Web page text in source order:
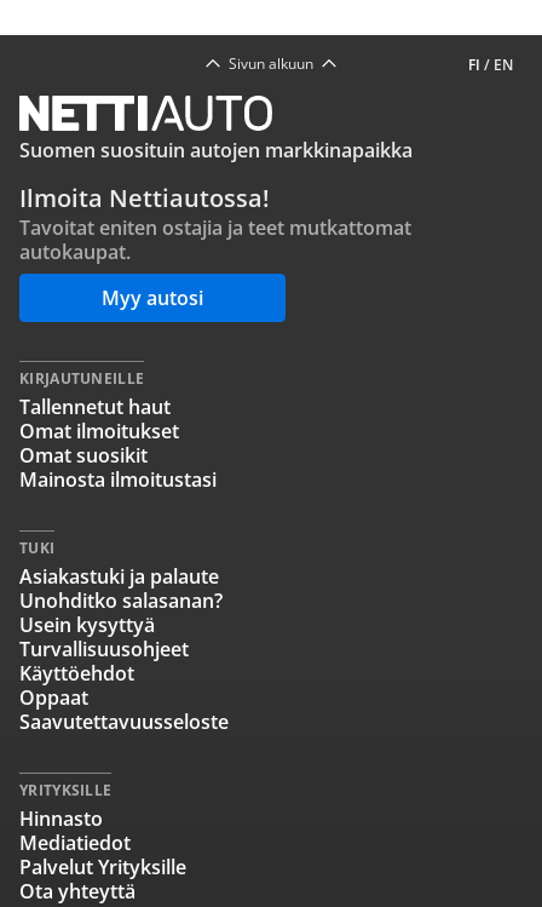
FI / EN
Sivun alkuun
Suomen suosituin autojen markkinapaikka
Ilmoita Nettiautossa!
Tavoitat eniten ostajia ja teet mutkattomat
autokaupat.
Myy autosi
KIRJAUTUNEILLE
Tallennetut haut
Omat ilmoitukset
Omat suosikit
Mainosta ilmoitustasi
TUKI
Asiakastuki ja palaute
Unohditko salasanan?
Usein kysyttyä
Turvallisuusohjeet
Käyttöehdot
Oppaat
Saavutettavuusseloste
YRITYKSILLE
Hinnasto
Mediatiedot
Palvelut Yrityksille
Ota yhteyttä